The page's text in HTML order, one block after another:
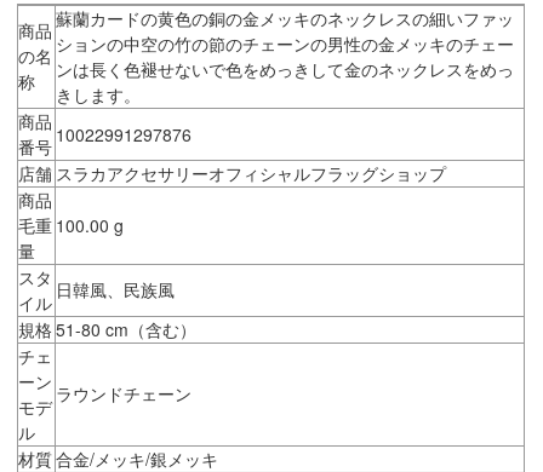
商品
の名
称
蘇蘭カードの黄色の銅の金メッキのネックレスの細いファッ
ションの中空の竹の節のチェーンの男性の金メッキのチェー
ンは長く色褪せないで色をめっきして金のネックレスをめっ
きします。
商品
番号 10022991297876
店舗 スラカアクセサリーオフィシャルフラッグショップ
商品
毛重
量
100.00 g
スタ
イル
日韓風、民族風
規格51-80 cm（含む）
チェ
ーン
モデ
ル
ラウンドチェーン
材質合金/メッキ/銀メッキ